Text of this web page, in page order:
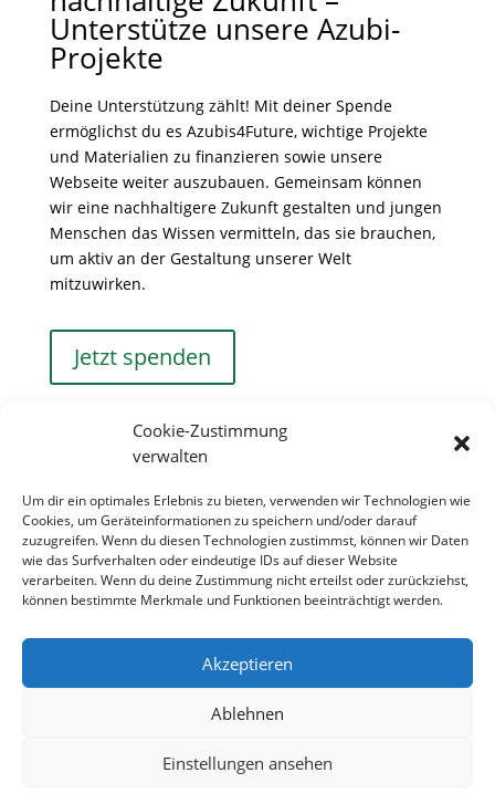
Cookie-Zustimmung
verwalten
Um dir ein optimales Erlebnis zu bieten, verwenden wir Technologien wie
Cookies, um Geräteinformationen zu speichern und/oder darauf
zuzugreifen. Wenn du diesen Technologien zustimmst, können wir Daten
wie das Surfverhalten oder eindeutige IDs auf dieser Website
verarbeiten. Wenn du deine Zustimmung nicht erteilst oder zurückziehst,
können bestimmte Merkmale und Funktionen beeinträchtigt werden.
Akzeptieren
Ablehnen
Einstellungen ansehen
Unterstütze unsere Azubi-
Projekte
Deine Unterstützung zählt! Mit deiner Spende
ermöglichst du es Azubis4Future, wichtige Projekte
und Materialien zu finanzieren sowie unsere
Webseite weiter auszubauen. Gemeinsam können
wir eine nachhaltigere Zukunft gestalten und jungen
Menschen das Wissen vermitteln, das sie brauchen,
um aktiv an der Gestaltung unserer Welt
mitzuwirken.
Jetzt spenden